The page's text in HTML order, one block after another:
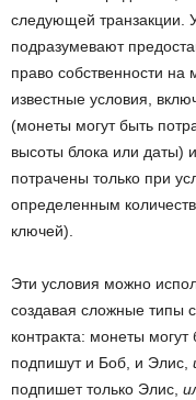
следующей транзакции.
подразумевают
право собственности
известные условия,
(монеты могут быть
высоты блока или даты)
потрачены только при
определенным
ключей).
Эти условия можно
создавая сложные типы
контракта: монеты
подпишут и Боб, и Элис,
подпишет только Элис,